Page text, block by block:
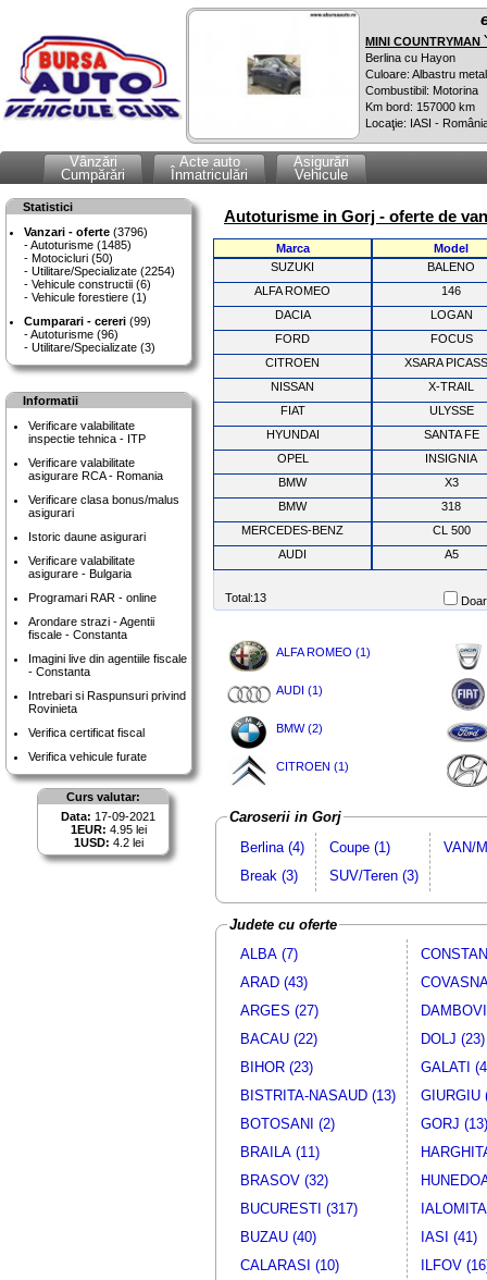
MINI COUNTRYMAN
Berlina cu Hayon
Culoare: Albastru
Combustibil: Motorina
Km bord: 157000 km
Locaţie: IASI -
Vânzări
Cumpărări
Acte auto
Înmatriculări
Asigurări
Vehicule
Statistici
Vanzari - oferte (3796)
Autoturisme (1485)
Motocicluri (50)
Utilitare/Specializate (2254)
Vehicule constructii (6)
Vehicule forestiere (1)
Cumparari - cereri (99)
Autoturisme (96)
Utilitare/Specializate (3)
Informatii
Verificare valabilitate
inspectie tehnica - ITP
Verificare valabilitate
asigurare RCA - Romania
Verificare clasa bonus/malus
asigurari
Istoric daune asigurari
Verificare valabilitate
asigurare - Bulgaria
Programari RAR - online
Arondare strazi - Agentii
fiscale - Constanta
Imagini live din agentiile fiscale
- Constanta
Intrebari si Raspunsuri privind
Rovinieta
Verifica certificat fiscal
Verifica vehicule furate
Curs valutar:
Data: 17-09-2021
1EUR: 4.95 lei
1USD: 4.2 lei
Autoturisme in Gorj - oferte de
Marca
Model
SUZUKI
BALENO
ALFA ROMEO
146
DACIA
LOGAN
FORD
FOCUS
CITROEN
XSARA
NISSAN
X-TRAIL
FIAT
ULYSSE
HYUNDAI
SANTA FE
OPEL
INSIGNIA
BMW
X3
BMW
318
MERCEDES-BENZ
CL 500
AUDI
A5
Total:13
ALFA ROMEO (1)
AUDI (1)
BMW (2)
CITROEN (1)
Caroserii in Gorj
Berlina (4)
Break (3)
Coupe (1)
SUV/Teren (3)
VAN/
Judete cu oferte
ALBA (7)
ARAD (43)
ARGES (27)
BACAU (22)
BIHOR (23)
BISTRITA-NASAUD (13)
BOTOSANI (2)
BRAILA (11)
BRASOV (32)
BUCURESTI (317)
BUZAU (40)
CALARASI (10)
DOLJ (23)
GALATI
GIURGIU
GORJ (13)
IASI (41)
ILFOV